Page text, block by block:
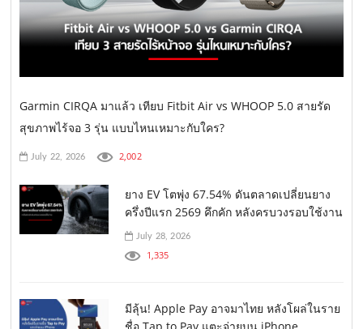
Garmin CIRQA มาแล้ว เทียบ Fitbit Air vs WHOOP 5.0 สายรัด
สุขภาพไร้จอ 3 รุ่น แบบไหนเหมาะกับใคร?
July 22, 2026 2,002
ยาง EV โตพุ่ง 67.54% ดันตลาดเปลี่ยนยาง
ครึ่งปีแรก 2569 คึกคัก หลังครบวงรอบใช้งาน
July 28, 2026
1,335
มีลุ้น! Apple Pay อาจมาไทย หลังโผล่ในราย
ชื่อ Tap to Pay แตะจ่ายบน iPhone